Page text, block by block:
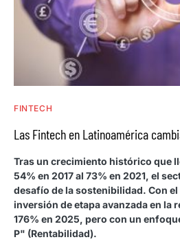
FINTECH
Las Fintech en Latinoamérica
Tras un crecimiento histórico que
54% en 2017 al 73% en 2021, el
desafío de la sostenibilidad. Con
inversión de etapa avanzada en la
176% en 2025, pero con un
P" (Rentabilidad).